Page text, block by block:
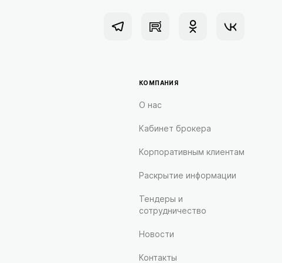
КОМПАНИЯ
О нас
Кабинет брокера
Корпоративным клиентам
Раскрытие информации
Тендеры и
сотрудничество
Новости
Контакты